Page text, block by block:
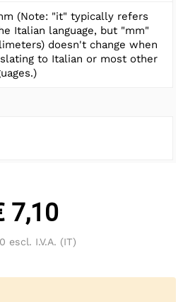
(Note: "it" typically refers
Italian language, but "mm"
doesn't change when
to Italian or most other
7,10
escl. I.V.A. (IT)